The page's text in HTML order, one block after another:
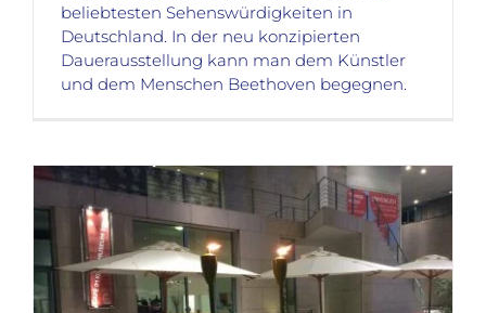
beliebtesten Sehenswürdigkeiten in
Deutschland. In der neu konzipierten
Dauerausstellung kann man dem Künstler
und dem Menschen Beethoven begegnen.